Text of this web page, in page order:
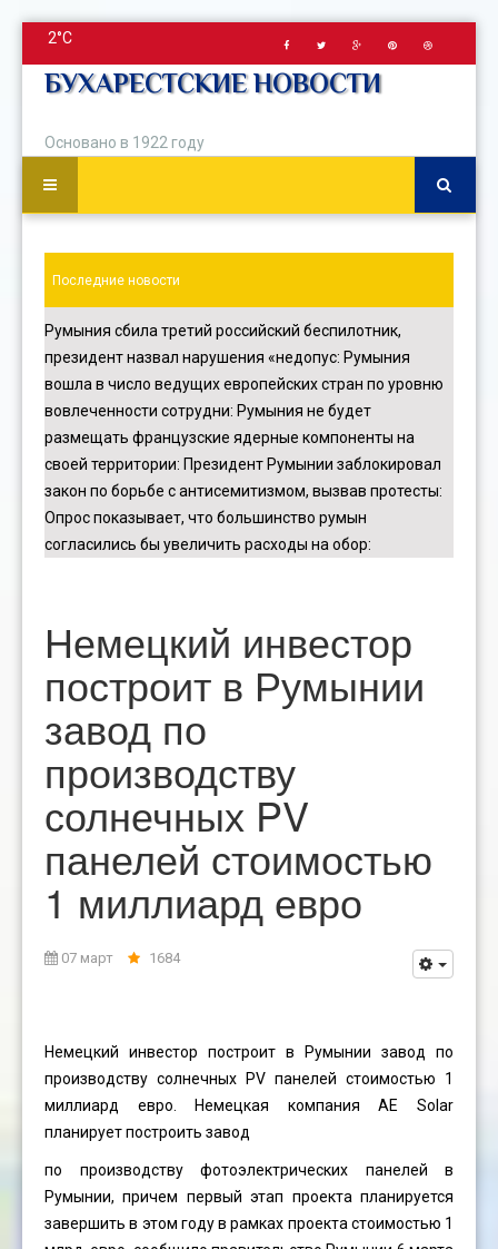
2°C
БУХАРЕСТСКИЕ НОВОСТИ
Основано в 1922 году
Последние новости
Румыния сбила третий российский беспилотник,
президент назвал нарушения «недопус: Румыния
вошла в число ведущих европейских стран по уровню
вовлеченности сотрудни: Румыния не будет
размещать французские ядерные компоненты на
своей территории: Президент Румынии заблокировал
закон по борьбе с антисемитизмом, вызвав протесты:
Опрос показывает, что большинство румын
согласились бы увеличить расходы на обор:
Немецкий инвестор
построит в Румынии
завод по
производству
солнечных PV
панелей стоимостью
1 миллиард евро
07 март 1684
Немецкий инвестор построит в Румынии завод по
производству солнечных PV панелей стоимостью 1
миллиард евро. Немецкая компания AE Solar
планирует построить завод
по производству фотоэлектрических панелей в
Румынии, причем первый этап проекта планируется
завершить в этом году в рамках проекта стоимостью 1